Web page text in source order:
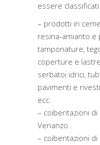
essere
– prodotti in
resina-amianto e
tamponature,
coperture e
serbatoi idrici,
pavimenti e
ecc.
– coibentazioni
Venanzo .
– coibentazioni di